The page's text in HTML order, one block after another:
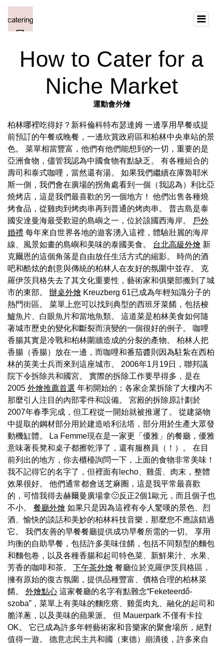
How to Cater for a
Niche Market
運動會外燴
柏林哪裡吃得好？新科倫科特布瑟達姆 一邊享用早餐或提
前預訂的午餐或晚餐，一邊欣賞政府區和柏林中央車站的景
色。 菜單相當豐富，他們有他們能想到的一切，重要的是
亞洲食物，儘管我認為中國食物有點缺乏。 有各種組合的
壽司和泰式咖哩，當然還有湯。 如果我們繼續在庫魯耶米
斯一側，我們會在廣場的拐角處看到一個（我認為）利比亞
燒烤店，這是我們最喜歡的另一個地方！ 他們出售各種燒
烤食品，從雞肉到烤肉串再到普通的烤肉串。 普吉島是泰
國安達曼海最受歡迎的島嶼之一，位於該國西海岸。
戶外
婚禮 每年來自世界各地的遊客湧入這裡，體驗壯麗的海岸
線、風景如畫的島嶼和美味的泰國美食。 台北高級外燴 新
克爾恩的這個角落是自由放任生活方式的縮影。 時尚的酒
吧和酷炫的創意與傳統的柏林人在友好的氛圍中並存。 克
羅伊茨貝格失去了其文化重要性，藝術家和俱樂部搬到了城
市的東部。 辦桌外燴 Kreuzberg 61已成為年輕知識分子的
熱門街區。 菜單上您可以找到典型的西班牙菜餚，包括梭
鱸魚片、白眼魚片和當地魚類。 這道菜是柏林美食如何隨
著城市歷史的變化和斷裂而演變的一個很好的例子。 咖哩
香腸其實是冷戰和柏林圍牆造成的分裂的產物。 柏林人把
香腸（香腸）放在一邊，而咖哩和番茄醬則因為駐紮在西柏
林的英美士兵而來到這座城市。 2006年1月19日，聯邦議
院下令拆除共和國宮。 實際的拆除工作要早得多，是在
2005 外燴推薦首選 年初開始的；各家企業拆除了大樓內不
那麼引人注目的內部零件和設備。 宮殿的拆除原計劃於
2007年春季完成，但工程從一開始就被推遲了。 從建築物
中提取的鋼材部分用於建造哈利法塔，部分用於生產大眾發
動機缸體。 La Femme現在是一家更「優雅」的餐廳，優雅
意味著長凳和桌子都擦乾淨了，還有服務員（！）。 在目
前列出的地方，你去櫃檯詢問一下，上面的食物非常美味！
我不記得它的名字了，但裡面有lecho、雞蛋、肉末，整體
效果很好。 他們通常都會送芝麻圈，這是我平常最喜歡
的，可惜我得去赫爾曼廣場拿🙁反正2個1歐元，而且個子也
不小。 餐廳外燴 如果只是因為這裡有令人驚嘆的景色、烈
酒、愉快的談話和美妙的柏林科技音樂，那麼您不應該錯過
它。 我們友善的早餐餐廳提供成功早餐所需的一切。 享用
均衡的自助早餐，包括許多美味佳餚，包括不同類型的麵包
和麵包卷，以及各種香腸和起司特色菜、新鮮果汁、水果、
芳香的咖啡和茶。 下午茶外燴 餐廳位於克羅伊茨貝格區，
擁有原始的復古氛圍，提供品種豐富、價格合理的柏林菜
餚。 外燴點心 這家餐廳的名字有點難念“Feketeerdő-
szoba”，菜單上有美味的麵疙瘩、雞蛋肉丸、融化的起司和
脆洋蔥，以及美味的蘋果派。 但 Mauerpark 不僅有卡拉
OK。 它已成為許多年輕藝術家和音樂家的聚會場所，絕對
值得一遊。 德意志民主共和國（東德）崩潰後，許多來自